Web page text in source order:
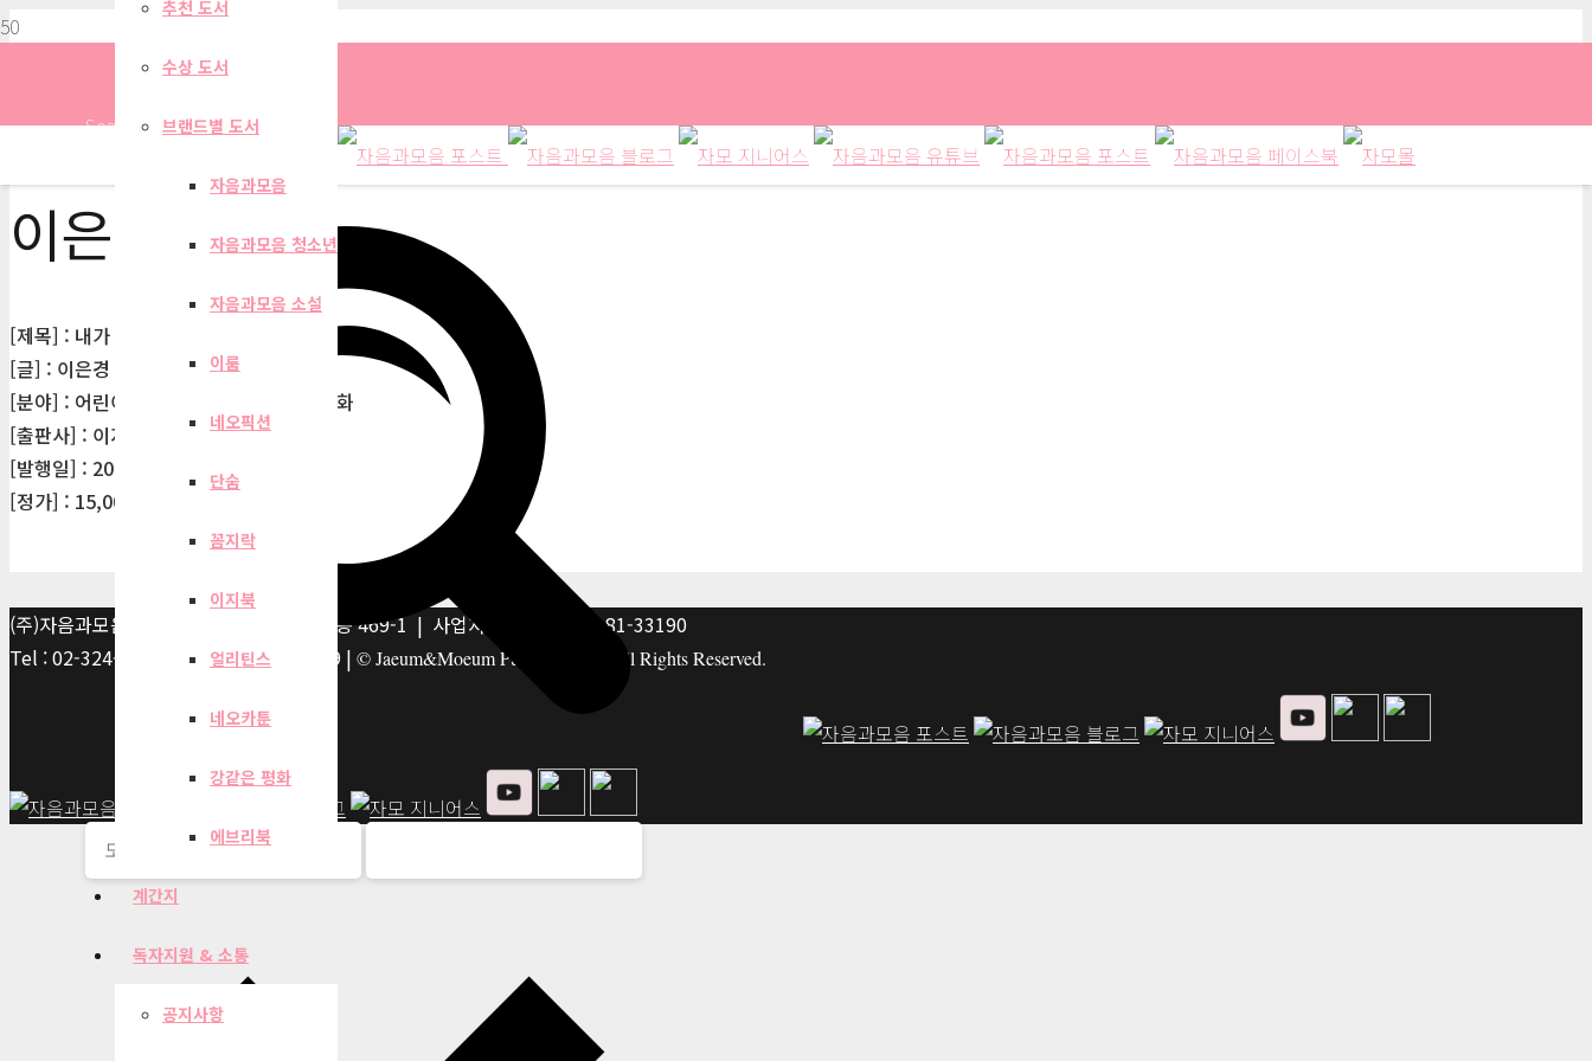
Search
추천 도서
수상 도서
브랜드별 도서
자음과모음
자음과모음 청소년
자음과모음 소설
이룸
네오픽션
단숨
꼼지락
이지북
얼리틴스
네오카툰
강같은 평화
에브리북
계간지
독자지원 & 소통
공지사항
이은경
[제목] : 내가 제일 잘났어!
[글] : 이은경
[분야] : 어린이문학>그림/동화책>창작동화
[출판사] : 이지북
[발행일] : 2025-10-27
[정가] : 15,000원
(주)자음과모음 | 10881 경기 파주시 서패동 469-1 | 사업자등록번호: 117-81-33190
Tel : 02-324-2347 | Fax : 02-6959-8459 | © Jaeum&Moeum Publishing co. All Rights Reserved.